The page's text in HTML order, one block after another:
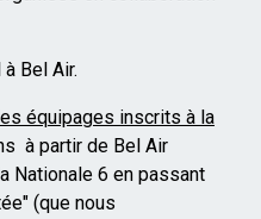
Bel Air.
équipages inscrits à la
à partir de Bel Air
Nationale 6 en passant
(que nous